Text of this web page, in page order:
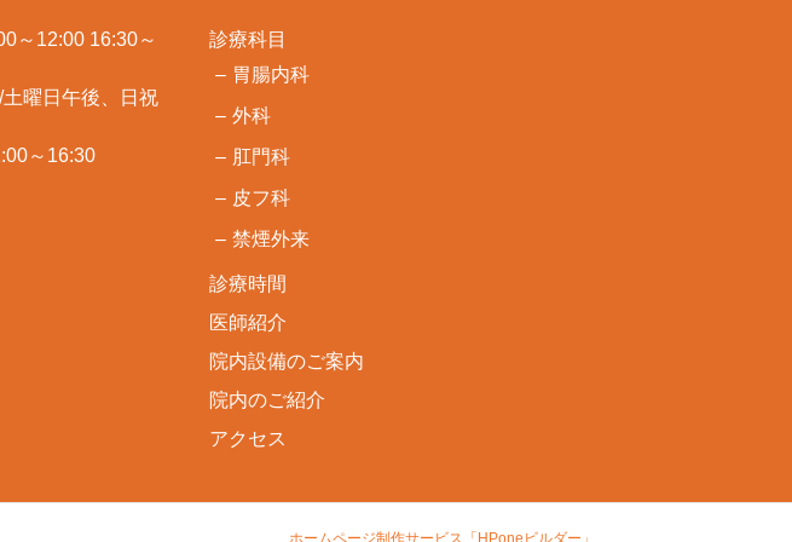
～12:00 16:30～
曜日午後、日祝
～16:30
診療科目
胃腸内科
外科
肛門科
皮フ科
禁煙外来
診療時間
医師紹介
院内設備のご案内
院内のご紹介
アクセス
ホームページ制作サービス「HPoneビルダー」